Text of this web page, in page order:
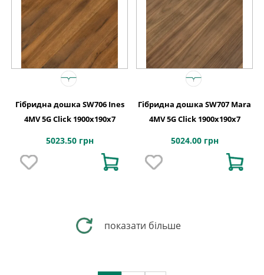
Гібридна дошка SW706 Ines
4MV 5G Click 1900x190x7
5023.50 грн
Гібридна дошка SW707 Mara
4MV 5G Click 1900x190x7
5024.00 грн
показати більше